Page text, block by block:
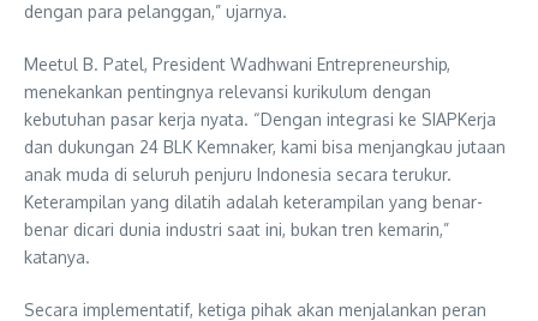
dengan para pelanggan,” ujarnya.
Meetul B. Patel, President Wadhwani Entrepreneurship,
menekankan pentingnya relevansi kurikulum dengan
kebutuhan pasar kerja nyata. “Dengan integrasi ke SIAPKerja
dan dukungan 24 BLK Kemnaker, kami bisa menjangkau jutaan
anak muda di seluruh penjuru Indonesia secara terukur.
Keterampilan yang dilatih adalah keterampilan yang benar-
benar dicari dunia industri saat ini, bukan tren kemarin,”
katanya.
Secara implementatif, ketiga pihak akan menjalankan peran